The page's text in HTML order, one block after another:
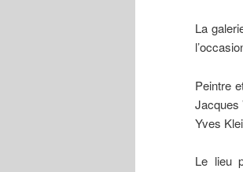
La
Peintre
Jacques
Yves
Le lieu